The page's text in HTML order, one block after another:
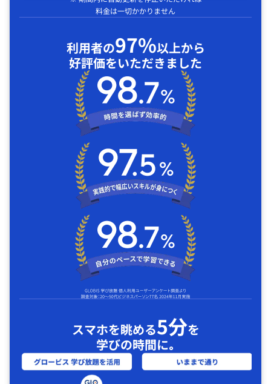
料金は一切かかりません
利用者の97%以上から
好評価をいただきました
スマホを眺める5分を
学びの時間に｡